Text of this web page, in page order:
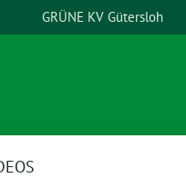
GRÜNE KV Gütersloh